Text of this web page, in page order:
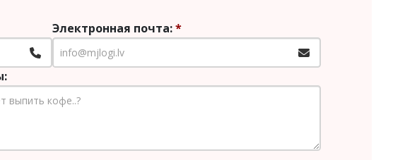
Электронная почта:*